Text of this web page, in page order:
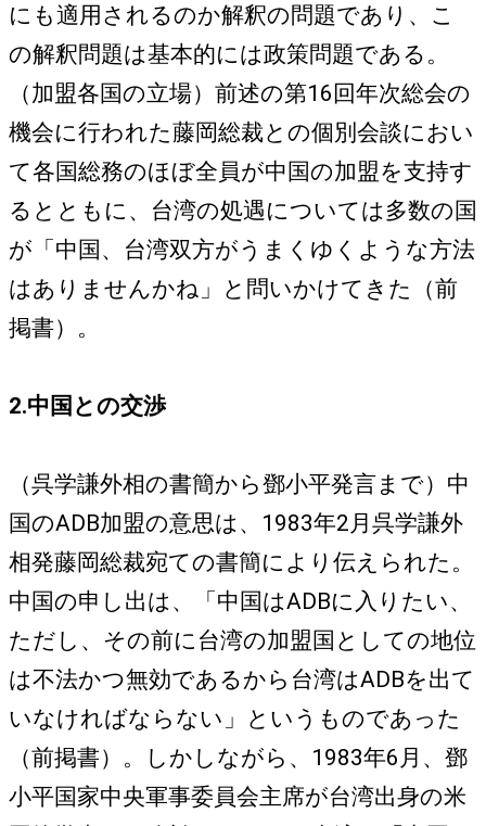
にも適用されるのか解釈の問題であり、こ
の解釈問題は基本的には政策問題である。
（加盟各国の立場）前述の第16回年次総会の
機会に行われた藤岡総裁との個別会談におい
て各国総務のほぼ全員が中国の加盟を支持す
るとともに、台湾の処遇については多数の国
が「中国、台湾双方がうまくゆくような方法
はありませんかね」と問いかけてきた（前
掲書）。
2.中国との交渉
（呉学謙外相の書簡から鄧小平発言まで）中
国のADB加盟の意思は、1983年2月呉学謙外
相発藤岡総裁宛ての書簡により伝えられた。
中国の申し出は、「中国はADBに入りたい、
ただし、その前に台湾の加盟国としての地位
は不法かつ無効であるから台湾はADBを出て
いなければならない」というものであった
（前掲書）。しかしながら、1983年6月、鄧
小平国家中央軍事委員会主席が台湾出身の米